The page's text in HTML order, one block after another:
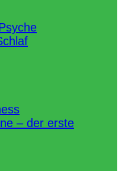
– der erste